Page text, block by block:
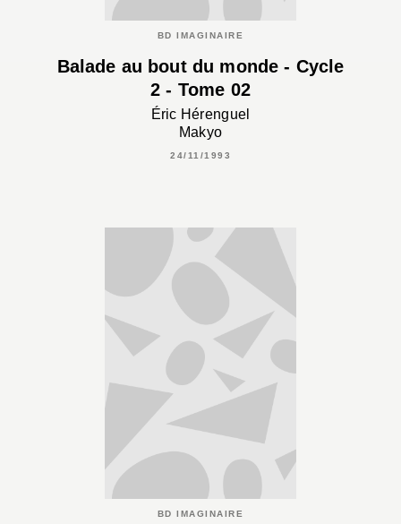
BD IMAGINAIRE
Balade au bout du monde - Cycle
2 - Tome 02
Éric Hérenguel
Makyo
24/11/1993
BD IMAGINAIRE